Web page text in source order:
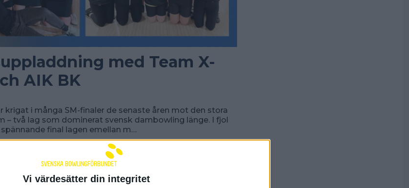
Vi värdesätter din integritet
med Team X-
AIK BK
krigat i många SM-finaler de senaste åren mot den stora
– två lag som dominerat svensk dambowling länge. I fjol
final lagen emellan m…